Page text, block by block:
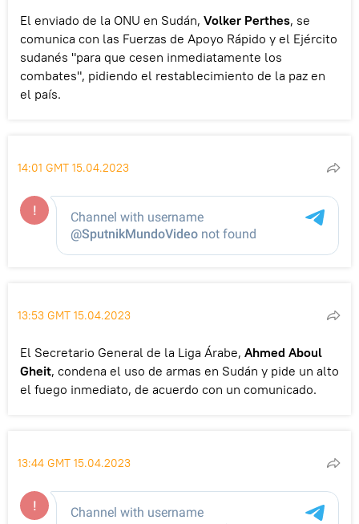
El enviado de la ONU en Sudán, Volker Perthes, se
comunica con las Fuerzas de Apoyo Rápido y el Ejército
sudanés "para que cesen inmediatamente los
combates", pidiendo el restablecimiento de la paz en
el país.
14:01 GMT 15.04.2023
13:53 GMT 15.04.2023
El Secretario General de la Liga Árabe, Ahmed Aboul
Gheit, condena el uso de armas en Sudán y pide un alto
el fuego inmediato, de acuerdo con un comunicado.
13:44 GMT 15.04.2023